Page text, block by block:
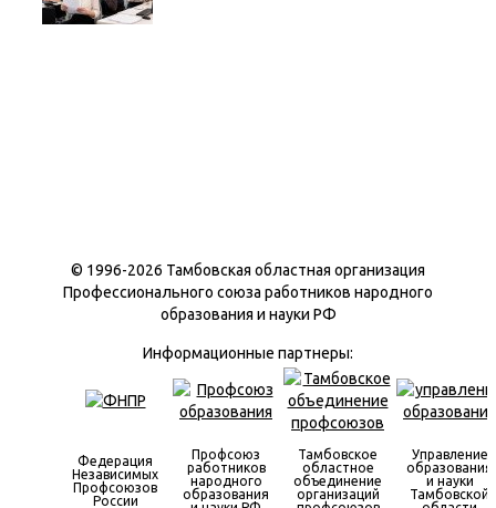
© 1996-2026 Тамбовская областная организация
Профессионального союза работников народного
образования и науки РФ
Информационные партнеры:
Федерация
Независимых
Профсоюзов
России
Профсоюз
работников
народного
образования
Тамбовское
областное
объединение
организаций
Управление
образования
и науки
Тамбовской